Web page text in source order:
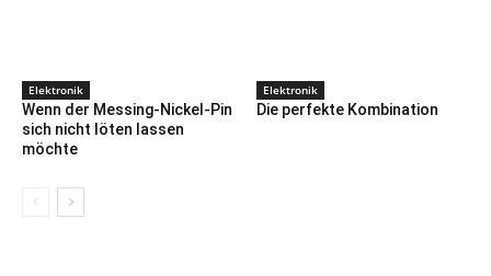
Elektronik
Wenn der Messing-Nickel-Pin
sich nicht löten lassen
möchte
Elektronik
Die perfekte Kombination